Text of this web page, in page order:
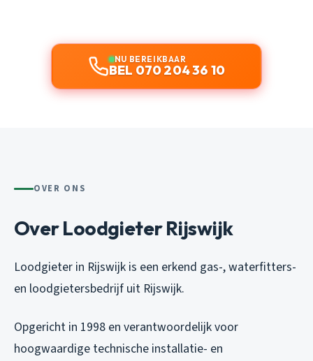
NU BEREIKBAAR
BEL 070 204 36 10
OVER ONS
Over Loodgieter Rijswijk
Loodgieter in Rijswijk is een erkend gas-, waterfitters-
en loodgietersbedrijf uit Rijswijk.
Opgericht in 1998 en verantwoordelijk voor
hoogwaardige technische installatie- en